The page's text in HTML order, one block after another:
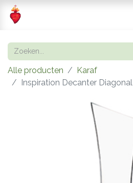
Alle producten
Karaf
Inspiration Decanter Diagonal